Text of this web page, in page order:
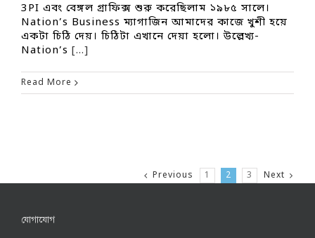
3PI এবং বেঙ্গল গ্রাফিক্স শুরু করেছিলাম ১৯৮৫ সালে।
Nation’s Business ম্যাগাজিন আমাদের কাজে খুশী হয়ে
একটা চিঠি দেয়। চিঠিটা এখানে দেয়া হলো। উল্লেখ্য-
Nation’s [...]
Read More
Previous 1 2 3 Next
যোগাযোগ